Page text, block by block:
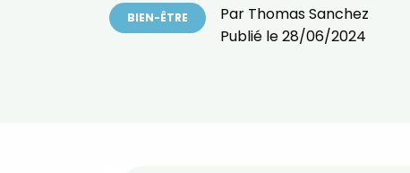
BIEN-ÊTRE Par Thomas Sanchez
Publié le28/06/2024